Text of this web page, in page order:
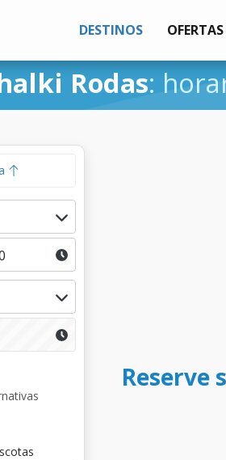
DESTINOS OFERTAS
Rodas:
Reserve